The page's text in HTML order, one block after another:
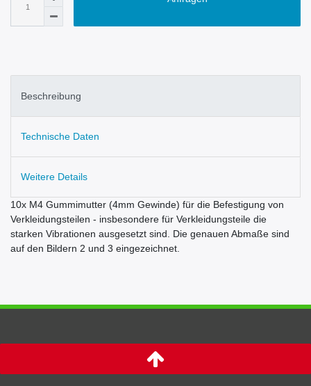
Beschreibung
Technische Daten
Weitere Details
10x M4 Gummimutter (4mm Gewinde) für die Befestigung von
Verkleidungsteilen - insbesondere für Verkleidungsteile die
starken Vibrationen ausgesetzt sind. Die genauen Abmaße sind
auf den Bildern 2 und 3 eingezeichnet.